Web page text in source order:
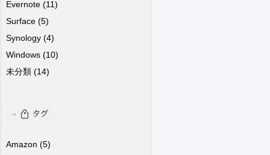
Evernote (11)
Surface (5)
Synology (4)
Windows (10)
未分類 (14)
Amazon (5)